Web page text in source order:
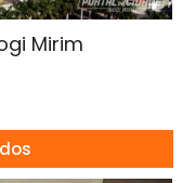
Mirim